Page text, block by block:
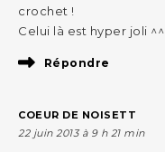
crochet !
Celui là est hyper joli ^^
Répondre
COEUR DE NOISETT
22 juin 2013 à 9 h 21 min